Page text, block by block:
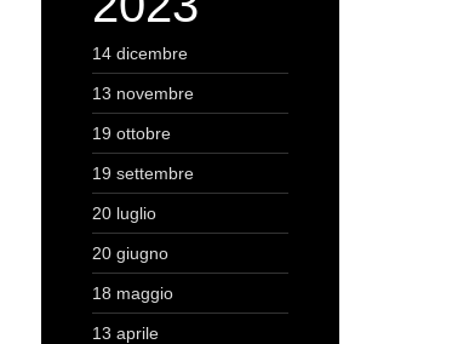
14 dicembre
13 novembre
19 ottobre
19 settembre
20 luglio
20 giugno
18 maggio
13 aprile